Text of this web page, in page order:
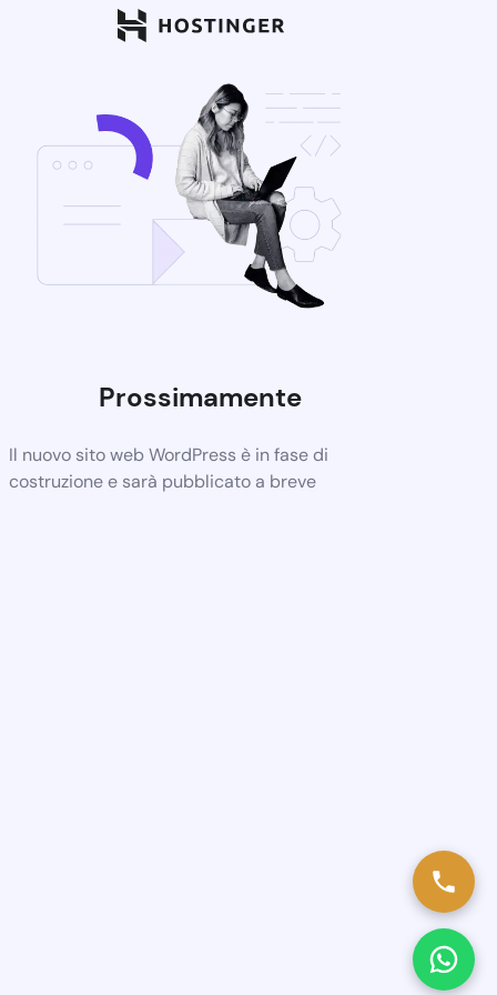
Prossimamente
Il nuovo sito web WordPress è in fase di
costruzione e sarà pubblicato a breve